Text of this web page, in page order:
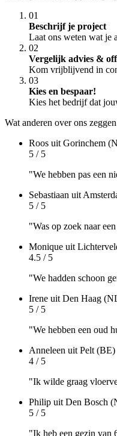
01
Beschrijf je project
Laat ons weten wat je
02
Vergelijk advies &
Kom vrijblijvend in
03
Kies en bespaar!
Kies het bedrijf dat
Wat anderen over ons
Roos uit Gorinchem
5 / 5
"We hebben pas een
Sebastiaan uit
5 / 5
"Was op zoek naar
Monique uit
4.5 / 5
"We hadden schoon
Irene uit Den Haag
5 / 5
"We hebben een oud
Anneleen uit Pelt (BE)
4 / 5
"Ik wilde graag
Philip uit Den Bosch
5 / 5
"Ik heb een gezin van